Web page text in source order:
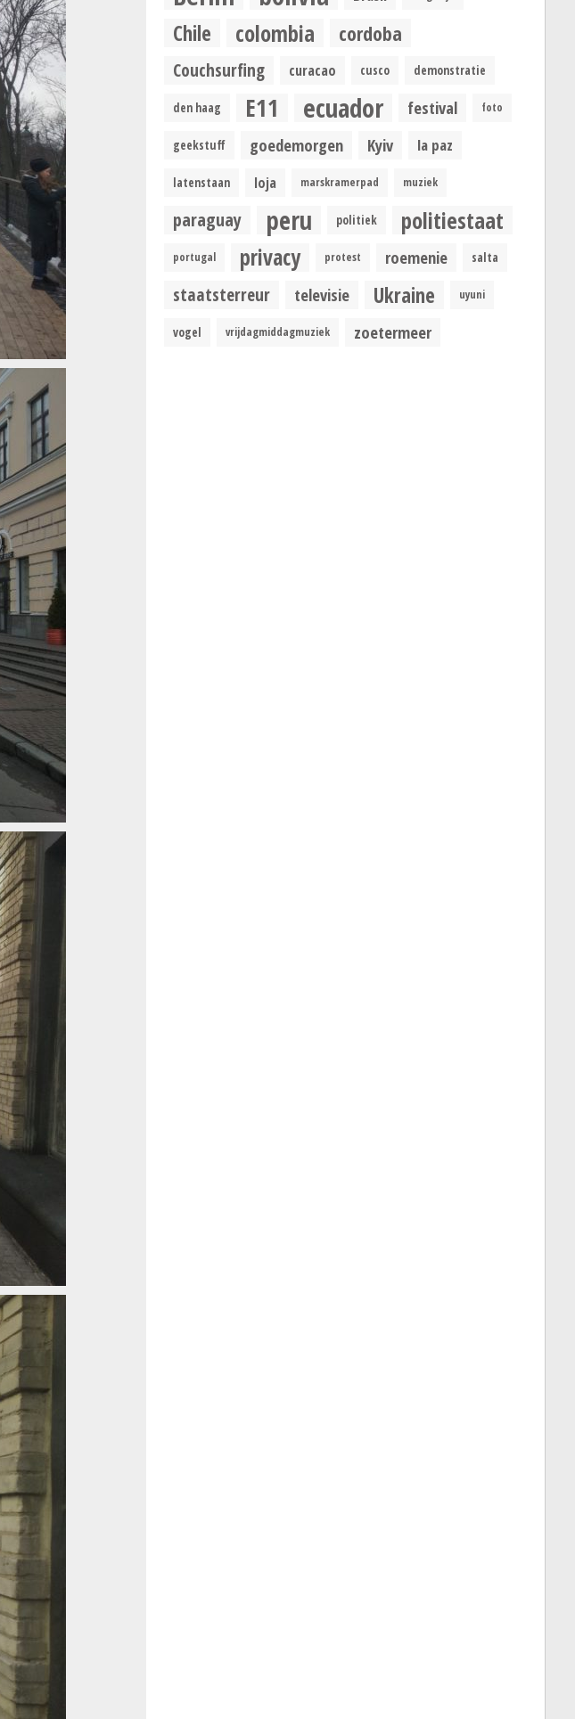
Chile colombia cordoba
Couchsurfing curacao cusco demonstratie
den haag E11 ecuador festival foto
geekstuff goedemorgen Kyiv la paz
latenstaan loja marskramerpad muziek
paraguay peru politiek politiestaat
portugal privacy protest roemenie salta
staatsterreur televisie Ukraine uyuni
vogel vrijdagmiddagmuziek zoetermeer